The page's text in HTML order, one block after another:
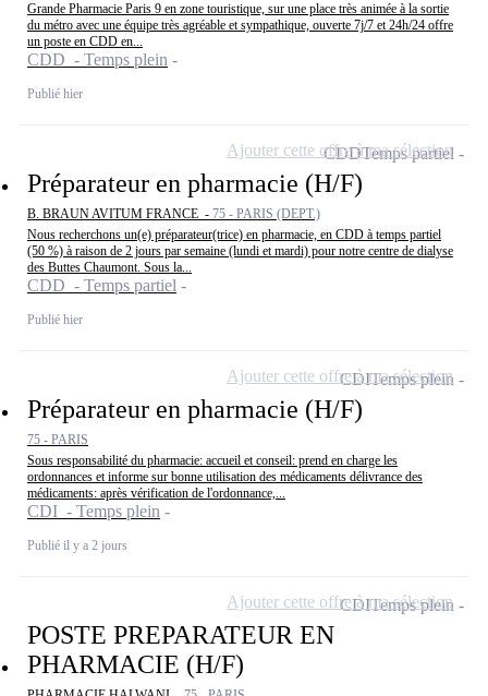
Grande Pharmacie Paris 9 en zone touristique, sur une place très animée à la sortie
du métro avec une équipe très agréable et sympathique, ouverte 7j/7 et 24h/24 offre
un poste en CDD en...
CDD - Temps plein
Publié hier
Préparateur en pharmacie (H/F)
B. BRAUN AVITUM FRANCE - 75 - PARIS (DEPT.)
Nous recherchons un(e) préparateur(trice) en pharmacie, en CDD à temps partiel
(50 %) à raison de 2 jours par semaine (lundi et mardi) pour notre centre de dialyse
des Buttes Chaumont. Sous la...
CDD - Temps partiel
Publié hier
CDDTemps partiel
Ajouter cette offre à ma sélection
Préparateur en pharmacie (H/F)
75 - PARIS
Sous responsabilité du pharmacie: accueil et conseil: prend en charge les
ordonnances et informe sur bonne utilisation des médicaments délivrance des
médicaments: après vérification de l'ordonnance,...
CDI - Temps plein
Publié il y a 2 jours
CDITemps plein
Ajouter cette offre à ma sélection
POSTE PREPARATEUR EN
PHARMACIE (H/F)
CDITemps plein
Ajouter cette offre à ma sélection